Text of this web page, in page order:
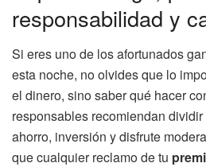
responsabilidad y
Si eres uno de los afortunados
esta noche, no olvides que lo
el dinero, sino saber qué hacer
responsables recomiendan
ahorro, inversión y disfrute
que cualquier reclamo de tu